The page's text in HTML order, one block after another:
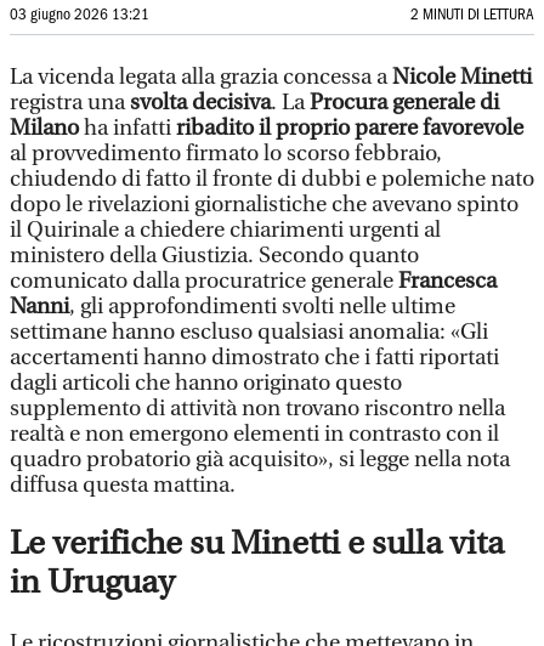
03 giugno 2026 13:21 2 MINUTI DI LETTURA
La vicenda legata alla grazia concessa aNicole Minetti
registra unasvolta decisiva. LaProcura generale di
Milanoha infattiribadito il proprio parere favorevole
al provvedimento firmato lo scorso febbraio,
chiudendo di fatto il fronte di dubbi e polemiche nato
dopo le rivelazioni giornalistiche che avevano spinto
il Quirinale a chiedere chiarimenti urgenti al
ministero della Giustizia. Secondo quanto
comunicato dalla procuratrice generaleFrancesca
Nanni, gli approfondimenti svolti nelle ultime
settimane hanno escluso qualsiasi anomalia: «Gli
accertamenti hanno dimostrato che i fatti riportati
dagli articoli che hanno originato questo
supplemento di attività non trovano riscontro nella
realtà e non emergono elementi in contrasto con il
quadro probatorio già acquisito», si legge nella nota
diffusa questa mattina.
Le verifiche su Minetti e sulla vita
in Uruguay